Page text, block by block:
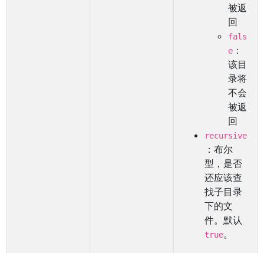
被返
回
fals
e ：
该目
录将
不会
被返
回
recursive
：布尔
型，是否
还应该查
找子目录
下的文
件。默认
true。